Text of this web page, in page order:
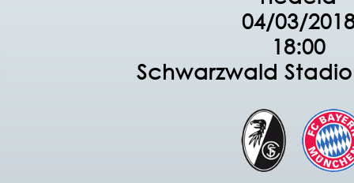
04/03/
18:00
Schwarzwald